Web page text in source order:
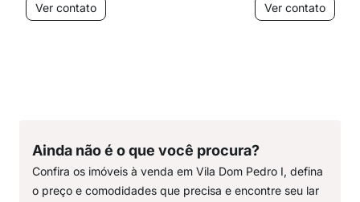
Ver contato
Ver contato
Ainda não é o que você procura?
Confira os imóveis à venda em Vila Dom Pedro I, defina
o preço e comodidades que precisa e encontre seu lar